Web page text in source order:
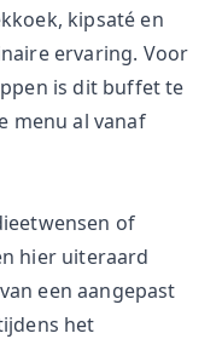
kipsaté en
ervaring. Voor
is dit buffet te
menu al vanaf
of
hier uiteraard
een aangepast
het